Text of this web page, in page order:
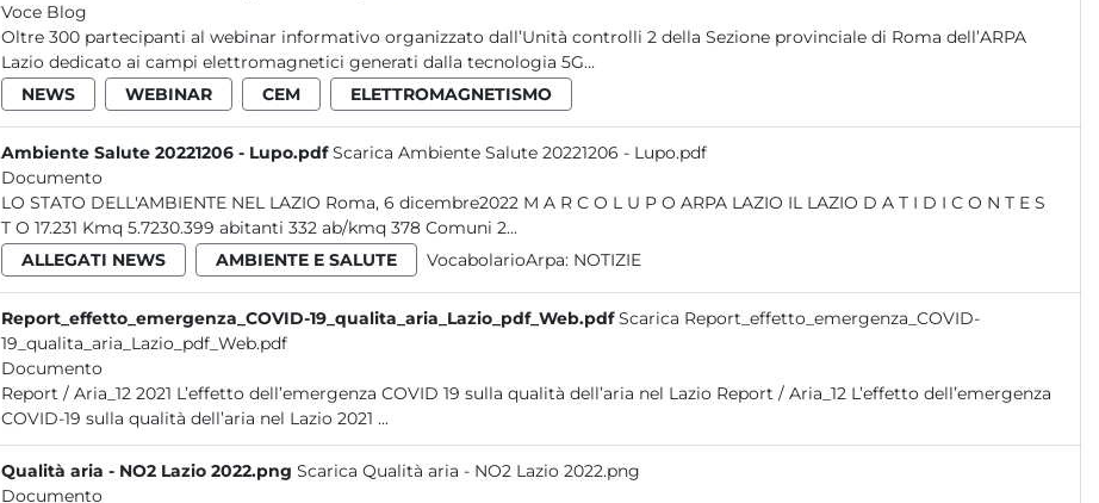
Voce Blog
Oltre 300 partecipanti al webinar informativo organizzato dall’Unità controlli 2 della Sezione provinciale di Roma dell’ARPA
Lazio dedicato ai campi elettromagnetici generati dalla tecnologia 5G...
NEWS
WEBINAR CEM ELETTROMAGNETISMO
Ambiente Salute 20221206 - Lupo.pdf Scarica Ambiente Salute 20221206 - Lupo.pdf
Documento
LO STATO DELL'AMBIENTE NEL LAZIO Roma, 6 dicembre2022 M A R C O L U P O ARPA LAZIO IL LAZIO D A T I D I C O N T E S
T O 17.231 Kmq 5.7230.399 abitanti 332 ab/kmq 378 Comuni 2...
ALLEGATI NEWS
AMBIENTE E SALUTE VocabolarioArpa: NOTIZIE
Report_effetto_emergenza_COVID-19_qualita_aria_Lazio_pdf_Web.pdf Scarica Report_effetto_emergenza_COVID-
19_qualita_aria_Lazio_pdf_Web.pdf
Documento
Report / Aria_12 2021 L’effetto dell’emergenza COVID 19 sulla qualità dell’aria nel Lazio Report / Aria_12 L’effetto dell’emergenza
COVID-19 sulla qualità dell’aria nel Lazio 2021 ...
Qualità aria - NO2 Lazio 2022.png Scarica Qualità aria - NO2 Lazio 2022.png
Documento